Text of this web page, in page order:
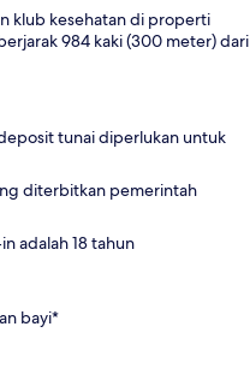
klub kesehatan di properti
984 kaki (300 meter) dari
tunai diperlukan untuk
diterbitkan pemerintah
adalah 18 tahun
bayi*